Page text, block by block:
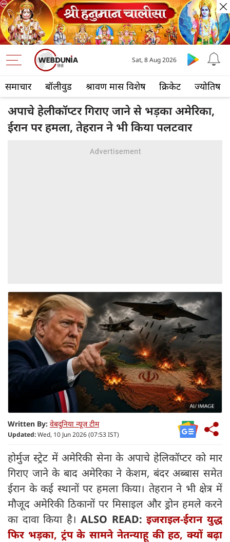
समाचार बॉलीवुड श्रावण मास विशेष क्रिकेट ज्योतिष
Sat, 8 Aug 2026
अपाचे हेलीकॉप्टर गिराए जाने से भड़का अमेरिका,
ईरान पर हमला, तेहरान ने भी किया पलटवार
Written By: वेबदुनिया न्यूज़ टीम
Updated:Wed, 10 Jun 2026 (07:53 IST)
होर्मुज स्ट्रेट में अमेरिकी सेना के अपाचे हेलिकॉप्टर को मार
गिराए जाने के बाद अमेरिका ने केशम, बंदर अब्बास समेत
ईरान के कई स्थानों पर हमला किया। तेहरान ने भी क्षेत्र में
मौजूद अमेरिकी ठिकानों पर मिसाइल और ड्रोन हमले करने
का दावा किया है।ALSO READ:इजराइल-ईरान युद्ध
फिर भड़का, ट्रंप के सामने नेतन्याहू की हठ, क्यों बढ़ा